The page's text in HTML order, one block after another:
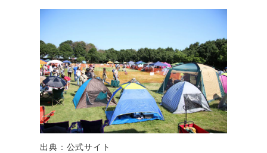
出典：公式サイト